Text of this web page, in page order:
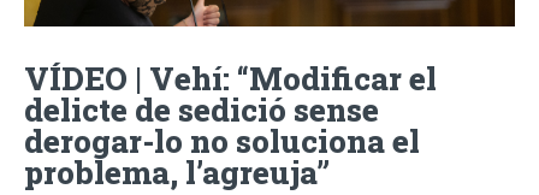
VÍDEO | Vehí: “Modificar el
delicte de sedició sense
derogar-lo no soluciona el
problema, l’agreuja”